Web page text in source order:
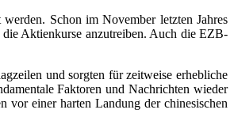
Schon im November letzten Jahres
Aktienkurse anzutreiben. Auch die EZB-
und sorgten für zeitweise erhebliche
Faktoren und Nachrichten wieder
vor einer harten Landung der chinesischen